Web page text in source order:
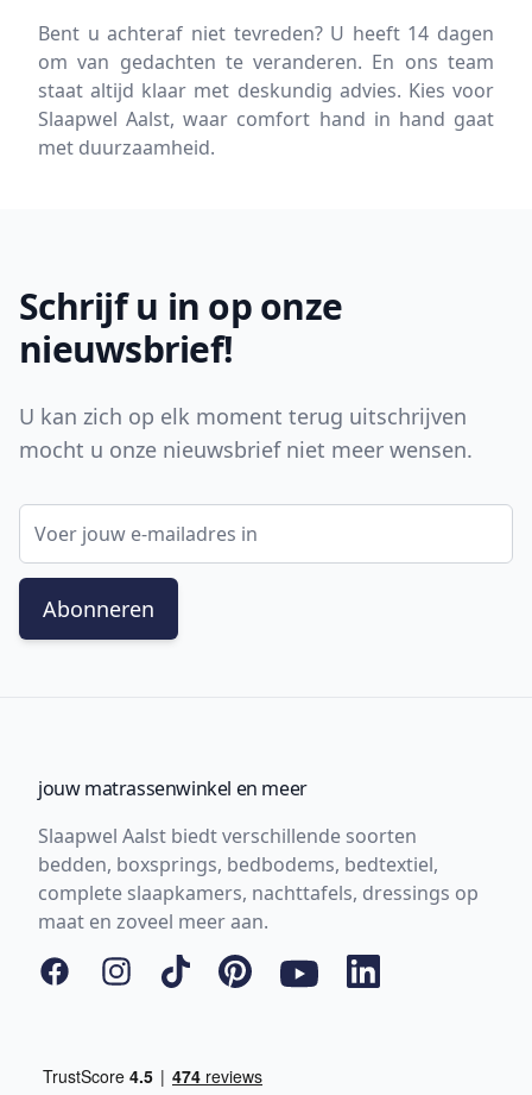
Bent u achteraf niet tevreden? U heeft 14 dagen
om van gedachten te veranderen. En ons team
staat altijd klaar met deskundig advies. Kies voor
Slaapwel Aalst, waar comfort hand in hand gaat
met duurzaamheid.
Schrijf u in op onze
nieuwsbrief!
U kan zich op elk moment terug uitschrijven
mocht u onze nieuwsbrief niet meer wensen.
E-mail adres
Abonneren
jouw matrassenwinkel en meer
Slaapwel Aalst biedt verschillende soorten
bedden, boxsprings, bedbodems, bedtextiel,
complete slaapkamers, nachttafels, dressings op
maat en zoveel meer aan.
FacebookInstagram
Tiktok PinterestYouTubeLinkedIn